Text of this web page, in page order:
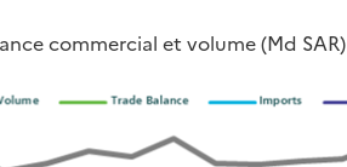
commercial et volume (Md SAR)